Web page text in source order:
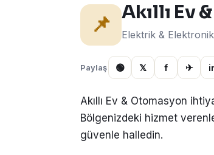
📌 Akıllı Ev
Elektrik &
Paylaş 🟢 𝕏 f ✈
Akıllı Ev & Otomasyon
Bölgenizdeki hizmet
güvenle halledin.